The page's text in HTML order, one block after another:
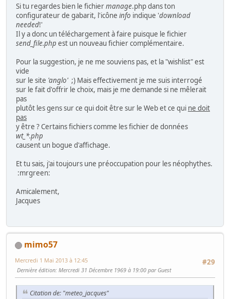
Si tu regardes bien le fichiermanage.php dans ton
configurateur de gabarit, l'icône info indique 'download
needed!'
Il y a donc un téléchargement à faire puisque le fichier
send_file.php est un nouveau fichier complémentaire.
Pour la suggestion, je ne me souviens pas, et la "wishlist" est
vide
sur le site 'anglo' ;) Mais effectivement je me suis interrogé
sur le fait d'offrir le choix, mais je me demande si ne mêlerait
pas
plutôt les gens sur ce qui doit être sur le Web et ce qui ne doit
pas
y être ? Certains fichiers comme les fichier de données
wt_*.php
causent un bogue d'affichage.
Et tu sais, j'ai toujours une préoccupation pour les néophythes.
:mrgreen:
Amicalement,
Jacques
mimo57
#29
Mercredi 1 Mai 2013 à 12:45
Dernière édition: Mercredi 31 Décembre 1969 à 19:00 par Guest
Citation de: "meteo_jacques"